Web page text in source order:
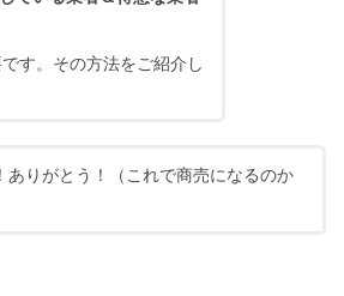
す。その方法をご紹介し
ありがとう！（これで商売になるのか